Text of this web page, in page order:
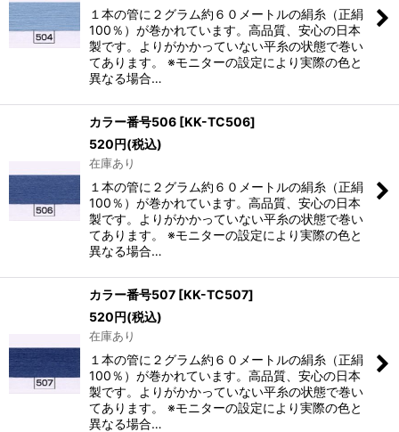
１本の管に２グラム約６０メートルの絹糸（正絹
100％）が巻かれています。高品質、安心の日本
製です。よりがかかっていない平糸の状態で巻い
てあります。 ※モニターの設定により実際の色と
異なる場合…
カラー番号506 [KK-TC506]
520円(税込)
在庫あり
１本の管に２グラム約６０メートルの絹糸（正絹
100％）が巻かれています。高品質、安心の日本
製です。よりがかかっていない平糸の状態で巻い
てあります。 ※モニターの設定により実際の色と
異なる場合…
カラー番号507 [KK-TC507]
520円(税込)
在庫あり
１本の管に２グラム約６０メートルの絹糸（正絹
100％）が巻かれています。高品質、安心の日本
製です。よりがかかっていない平糸の状態で巻い
てあります。 ※モニターの設定により実際の色と
異なる場合…